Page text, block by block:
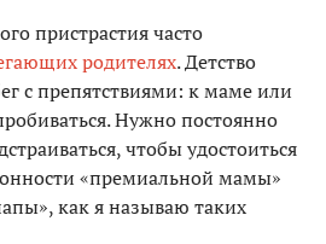
пристрастия часто
родителях. Детство
с препятствиями: к маме или
Нужно постоянно
чтобы удостоиться
«премиальной мамы»
как я называю таких